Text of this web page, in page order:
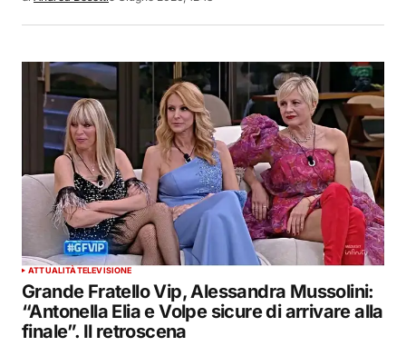
ATTUALITÀTELEVISIONE
Grande Fratello Vip, Alessandra Mussolini:
“Antonella Elia e Volpe sicure di arrivare alla
finale”. Il retroscena